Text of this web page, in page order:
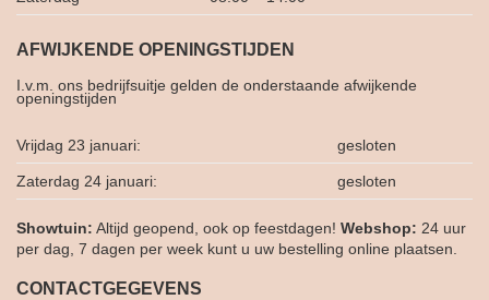
AFWIJKENDE OPENINGSTIJDEN
I.v.m. ons bedrijfsuitje gelden de onderstaande afwijkende
openingstijden
Vrijdag 23 januari: gesloten
Zaterdag 24 januari: gesloten
Showtuin: Altijd geopend, ook op feestdagen! Webshop: 24 uur
per dag, 7 dagen per week kunt u uw bestelling online plaatsen.
CONTACTGEGEVENS